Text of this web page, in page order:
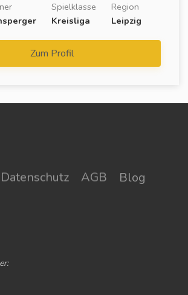
Spielklasse
Kreisliga
Region
Leipzig
Zum Profil
Datenschutz AGB
Blog